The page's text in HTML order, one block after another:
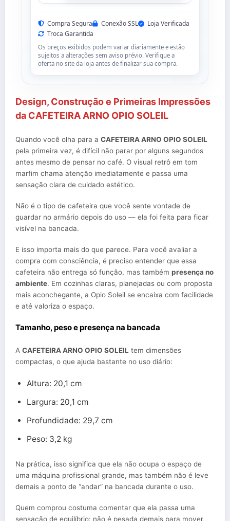
Compra Segura Conexão SSL
Loja Verificada
Troca Garantida
Os preços exibidos podem variar diariamente e estão
sujeitos a alterações sem aviso prévio. Verifique a
oferta no site da loja antes de finalizar sua compra.
Design, Construção e Primeiras Impressões
da CAFETEIRA ARNO OPIO SOLEIL
Quando você olha para a CAFETEIRA ARNO OPIO SOLEIL
pela primeira vez, é difícil não parar por alguns segundos
antes mesmo de pensar no café. O visual retrô em tom
marfim chama atenção imediatamente e passa uma
sensação clara de cuidado estético.
Não é o tipo de cafeteira que você sente vontade de
guardar no armário depois do uso — ela foi feita para ficar
visível na bancada.
E isso importa mais do que parece. Para você avaliar a
compra com consciência, é preciso entender que essa
cafeteira não entrega só função, mas também presença no
ambiente. Em cozinhas claras, planejadas ou com proposta
mais aconchegante, a Opio Soleil se encaixa com facilidade
e até valoriza o espaço.
Tamanho, peso e presença na bancada
A CAFETEIRA ARNO OPIO SOLEIL tem dimensões
compactas, o que ajuda bastante no uso diário:
Altura: 20,1 cm
Largura: 20,1 cm
Profundidade: 29,7 cm
Peso: 3,2 kg
Na prática, isso significa que ela não ocupa o espaço de
uma máquina profissional grande, mas também não é leve
demais a ponto de “andar” na bancada durante o uso.
Quem comprou costuma comentar que ela passa uma
sensação de equilíbrio: não é pesada demais para mover,